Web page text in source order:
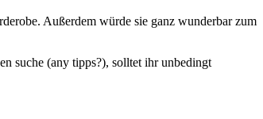
Außerdem würde sie ganz wunderbar zum
suche (any tipps?), solltet ihr unbedingt